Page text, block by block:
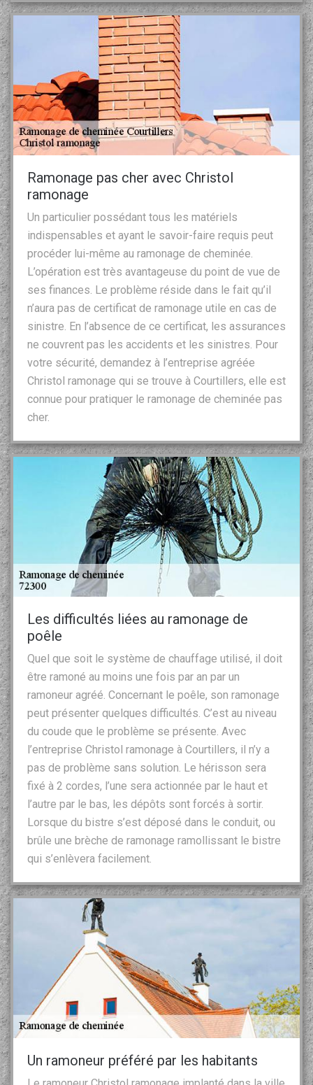
Ramonage pas cher avec Christol
ramonage
Un particulier possédant tous les matériels
indispensables et ayant le savoir-faire requis peut
procéder lui-même au ramonage de cheminée.
L’opération est très avantageuse du point de vue de
ses finances. Le problème réside dans le fait qu’il
n’aura pas de certificat de ramonage utile en cas de
sinistre. En l’absence de ce certificat, les assurances
ne couvrent pas les accidents et les sinistres. Pour
votre sécurité, demandez à l’entreprise agréée
Christol ramonage qui se trouve à Courtillers, elle est
connue pour pratiquer le ramonage de cheminée pas
cher.
Les difficultés liées au ramonage de
poêle
Quel que soit le système de chauffage utilisé, il doit
être ramoné au moins une fois par an par un
ramoneur agréé. Concernant le poêle, son ramonage
peut présenter quelques difficultés. C’est au niveau
du coude que le problème se présente. Avec
l’entreprise Christol ramonage à Courtillers, il n’y a
pas de problème sans solution. Le hérisson sera
fixé à 2 cordes, l’une sera actionnée par le haut et
l’autre par le bas, les dépôts sont forcés à sortir.
Lorsque du bistre s’est déposé dans le conduit, ou
brûle une brèche de ramonage ramollissant le bistre
qui s’enlèvera facilement.
Un ramoneur préféré par les habitants